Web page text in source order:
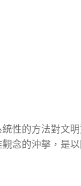
性的方法對文
念的沖擊，是